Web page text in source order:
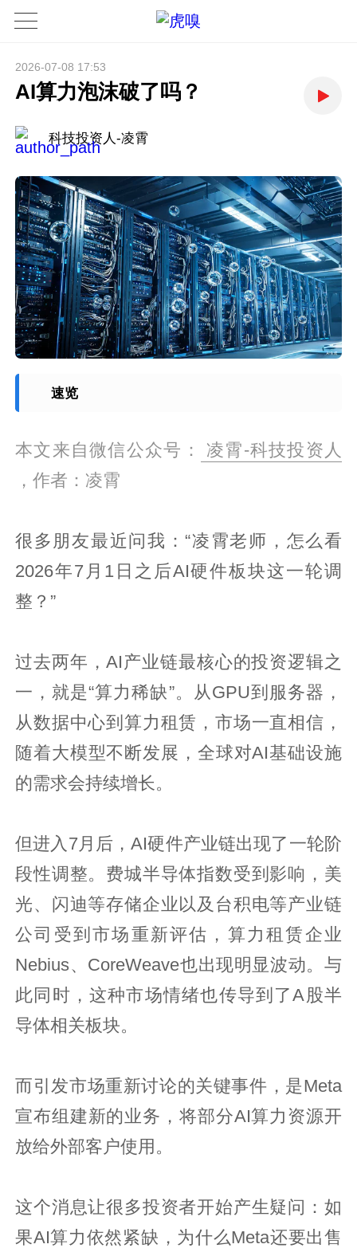
2026-07-08 17:53
AI算力泡沫破了吗？
科技投资人-凌霄
速览
本文来自微信公众号：
凌霄-科技投资人
，作者：凌霄
很多朋友最近问我：“凌霄老师，怎么看
2026年7月1日之后AI硬件板块这一轮调
整？”
过去两年，AI产业链最核心的投资逻辑之
一，就是“算力稀缺”。从GPU到服务器，
从数据中心到算力租赁，市场一直相信，
随着大模型不断发展，全球对AI基础设施
的需求会持续增长。
但进入7月后，AI硬件产业链出现了一轮阶
段性调整。费城半导体指数受到影响，美
光、闪迪等存储企业以及台积电等产业链
公司受到市场重新评估，算力租赁企业
Nebius、CoreWeave也出现明显波动。与
此同时，这种市场情绪也传导到了A股半
导体相关板块。
而引发市场重新讨论的关键事件，是Meta
宣布组建新的业务，将部分AI算力资源开
放给外部客户使用。
这个消息让很多投资者开始产生疑问：如
果AI算力依然紧缺，为什么Meta还要出售